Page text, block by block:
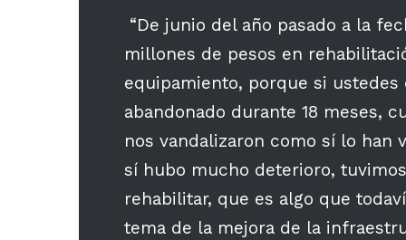
“De junio del año pasado a la
millones de pesos en
equipamiento, porque si
abandonado durante 18 meses,
nos vandalizaron como sí lo han
sí hubo mucho deterioro,
rehabilitar, que es algo que
tema de la mejora de la